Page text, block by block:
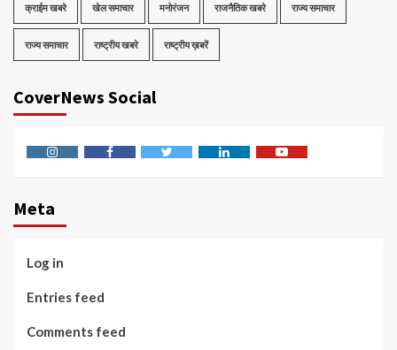
क्राईम खबरे खेल समाचार मनोरंजन राजनैतिक खबरे राज्य समाचार
राज्य समाचार राष्ट्रीय खबरे राष्ट्रीय ख़बरें
CoverNews Social
Meta
Log in
Entries feed
Comments feed